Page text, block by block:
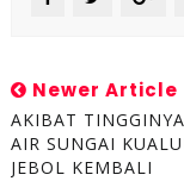
Newer Article
AKIBAT
AIR SUNGAI
JEBOL KEMBALI